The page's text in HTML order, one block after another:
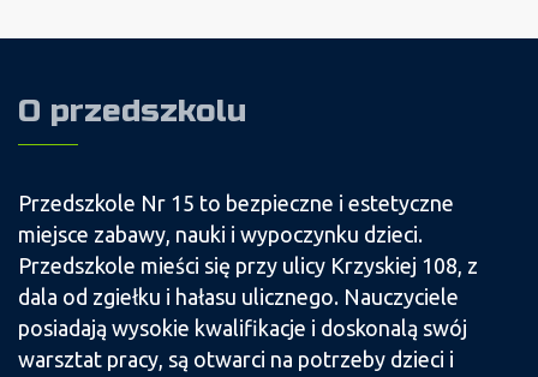
O przedszkolu
Przedszkole Nr 15 to bezpieczne i estetyczne
miejsce zabawy, nauki i wypoczynku dzieci.
Przedszkole mieści się przy ulicy Krzyskiej 108, z
dala od zgiełku i hałasu ulicznego. Nauczyciele
posiadają wysokie kwalifikacje i doskonalą swój
warsztat pracy, są otwarci na potrzeby dzieci i